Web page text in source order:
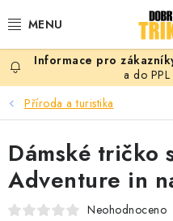
na
PRO ŽENY
PRO MUŽE
PRO DĚTI
a do
Příroda a turistika
Dámské tričko
Adventure in
Neohodnoceno